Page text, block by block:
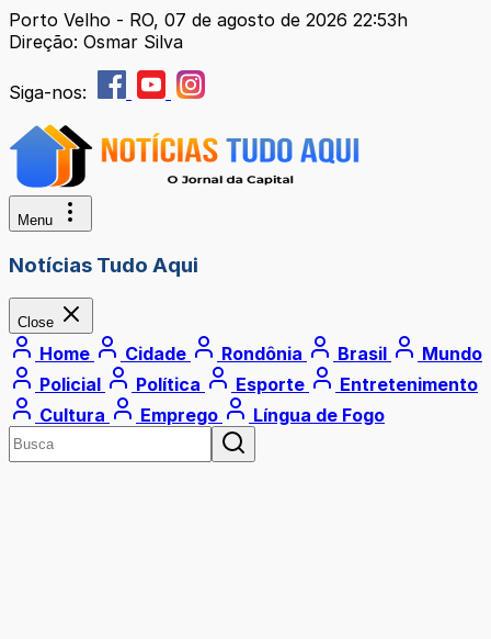
Porto Velho - RO, 07 de agosto de 2026 22:53h
Direção: Osmar Silva
Siga-nos:
Menu
Notícias Tudo Aqui
Close
Home Cidade Rondônia Brasil
Mundo
Policial
Política Esporte
Entretenimento
Cultura
Emprego Língua de Fogo